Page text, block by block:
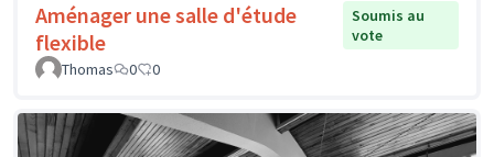
Aménager une salle d'étude
flexible
Soumis au
vote
Thomas
0 0